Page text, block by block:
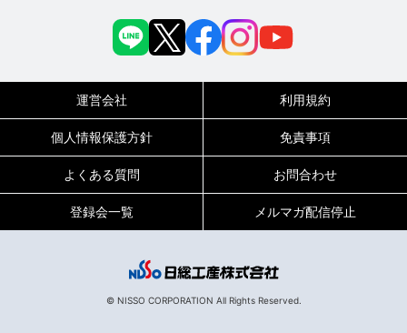
運営会社 利用規約
個人情報保護方針 免責事項
よくある質問 お問合わせ
登録会一覧 メルマガ配信停止
© NISSO CORPORATION All Rights Reserved.